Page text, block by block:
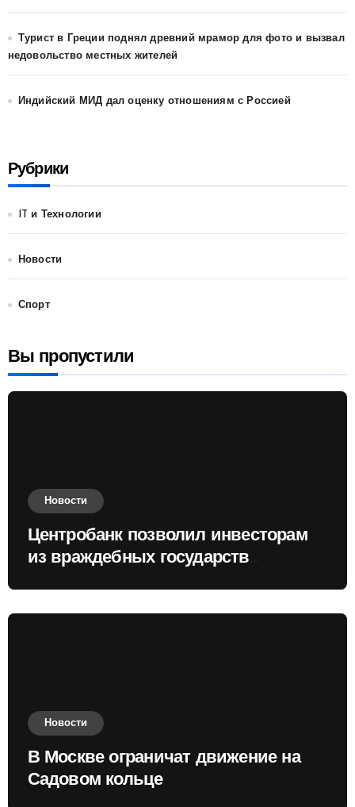
Турист в Греции поднял древний мрамор для фото и вызвал
недовольство местных жителей
Индийский МИД дал оценку отношениям с Россией
Рубрики
IT и Технологии
Новости
Спорт
Вы пропустили
Новости
Центробанк позволил инвесторам
из враждебных государств
Новости
В Москве ограничат движение на
Садовом кольце